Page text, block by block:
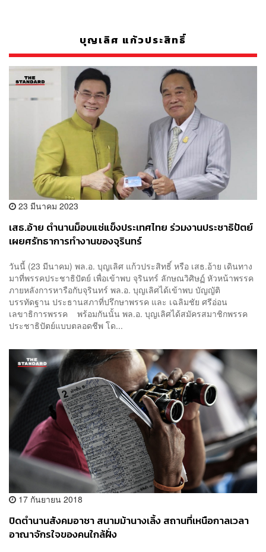
บุญเลิศ แก้วประสิทธิ์
23 มีนาคม 2023
เสธ.อ้าย ตำนานม็อบแช่แข็งประเทศไทย ร่วมงานประชาธิปัตย์
เผยศรัทธาการทำงานของจุรินทร์
วันนี้ (23 มีนาคม) พล.อ. บุญเลิศ แก้วประสิทธิ์ หรือ เสธ.อ้าย เดินทาง
มาที่พรรคประชาธิปัตย์ เพื่อเข้าพบ จุรินทร์ ลักษณวิศิษฏ์ หัวหน้าพรรค
ภายหลังการหารือกับจุรินทร์ พล.อ. บุญเลิศได้เข้าพบ บัญญัติ
บรรทัดฐาน ประธานสภาที่ปรึกษาพรรค และ เฉลิมชัย ศรีอ่อน
เลขาธิการพรรค พร้อมกันนั้น พล.อ. บุญเลิศได้สมัครสมาชิกพรรค
ประชาธิปัตย์แบบตลอดชีพ โด...
17 กันยายน 2018
ปิดตำนานสังคมอาชา สนามม้านางเลิ้ง สถานที่เหนือกาลเวลา
อาณาจักรใจของคนใกล้ฝั่ง